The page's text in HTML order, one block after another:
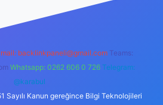
backlinkpaneli@gmail.com Teams:
Whatsapp: 0262 606 0 726 Telegram:
@karabul
Sayılı Kanun gereğince Bilgi Teknolojileri